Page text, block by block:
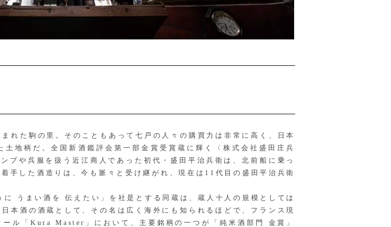
れた駒の里。そのこともあって七戸の人々の購買力は非常に高く、日本
地柄だ。全国新酒鑑評会第一部金賞受賞蔵に輝く〈株式会社盛田庄兵
プや呉服を扱う近江商人であった初代・盛田平治兵衛は、北前船に乗っ
手した酒造りは、今も脈々と受け継がれ、現在は11代目の盛田平治兵衛
うまい酒を 伝えたい」を社是とする同蔵は、蔵人十人の規模としては
本酒の酒蔵として、その名は広く海外にも知られるほどで、フランス現
ル「K‌u‌r‌a‌ ‌M‌a‌s‌t‌e‌r」において、主要銘柄の一つが「純米酒部門 金賞」